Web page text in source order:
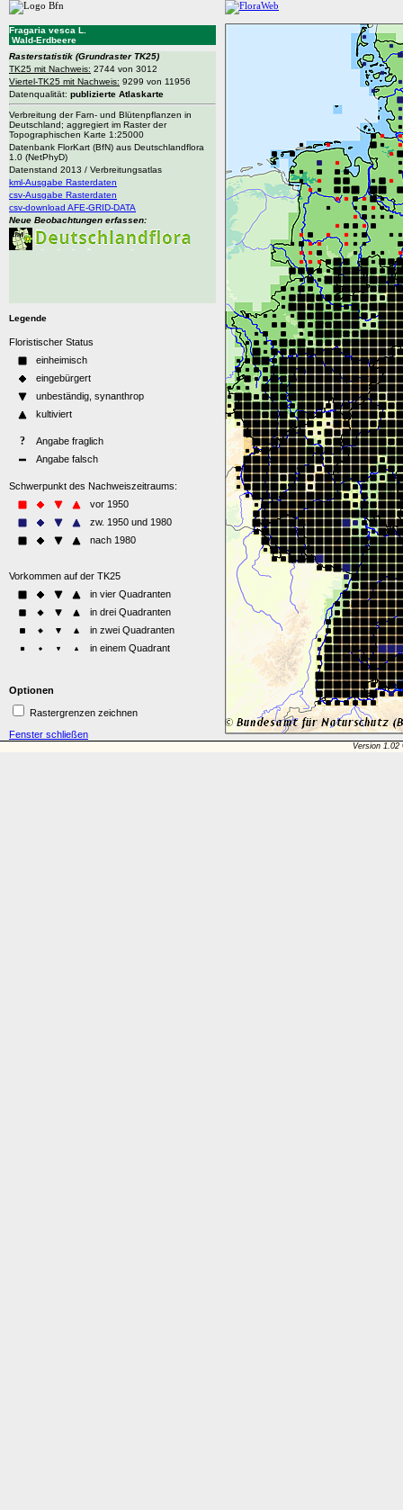
Fragaria vesca L.
Wald-Erdbeere
Rasterstatistik (Grundraster TK25)
TK25 mit Nachweis: 2744 von 3012
Viertel-TK25 mit Nachweis: 9299 von 11956
Datenqualität: publizierte Atlaskarte
Verbreitung der Farn- und Blütenpflanzen in
Deutschland; aggregiert im Raster der
Topographischen Karte 1:25000
Datenbank FlorKart (BfN) aus Deutschlandflora
1.0 (NetPhyD)
Datenstand 2013 / Verbreitungsatlas
kml-Ausgabe Rasterdaten
csv-Ausgabe Rasterdaten
csv-download AFE-GRID-DATA
Neue Beobachtungen erfassen:
Legende
Optionen
Rastergrenzen zeichnen
Fenster schließen
Version